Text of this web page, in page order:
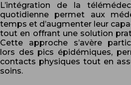
L’intégration de la
quotidienne permet aux
temps et d’augmenter leur
tout en offrant une solution
Cette approche s’avère
lors des pics épidémiques,
contacts physiques tout en
soins.